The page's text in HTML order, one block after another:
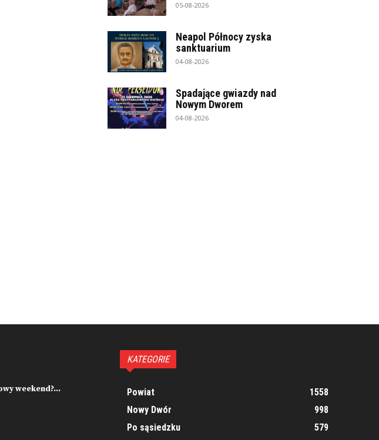
05-08-2026
Neapol Północy zyska
sanktuarium
04-08-2026
Spadające gwiazdy nad
Nowym Dworem
04-08-2026
weekend?...
KATEGORIE
Powiat
1558
Nowy Dwór
998
Po sąsiedzku
579